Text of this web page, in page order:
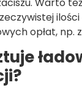
opłat, np.